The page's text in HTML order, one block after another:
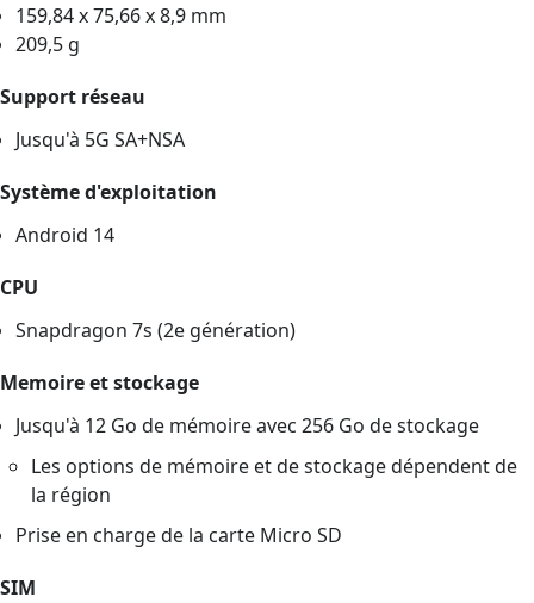
159,84 x 75,66 x 8,9 mm
209,5 g
Support réseau
Jusqu'à 5G SA+NSA
Système d'exploitation
Android 14
CPU
Snapdragon 7s (2e génération)
Memoire et stockage
Jusqu'à 12 Go de mémoire avec 256 Go de stockage
Les options de mémoire et de stockage dépendent de
la région
Prise en charge de la carte Micro SD
SIM